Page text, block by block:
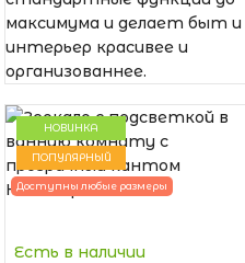
максимума и делает быт и
интерьер красивее и
организованнее.
НОВИНКА
ПОПУЛЯРНЫЙ
Доступны любые размеры
Есть в наличии